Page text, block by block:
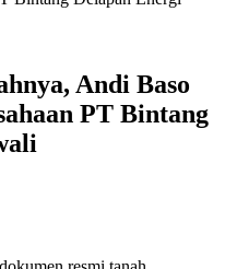
Andi Baso
PT Bintang